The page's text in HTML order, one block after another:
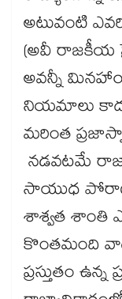
అటువంటి
(అవీ రాజకీయ
అవన్నీ
నియమాలు
మరింత
నడవటమే
సాయుధ పోరాట
శాశ్వత శాంతి
కొంతమంది
ప్రస్తుతం